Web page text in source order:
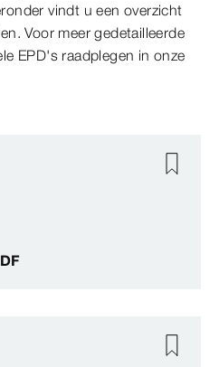
vindt u een overzicht
Voor meer gedetailleerde
EPD's raadplegen in onze